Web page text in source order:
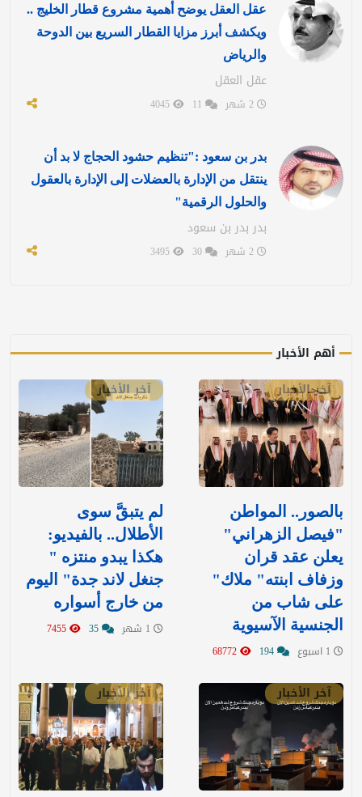
عقل العقل يوضح أهمية مشروع قطار الخليج ..
ويكشف أبرز مزايا القطار السريع بين الدوحة
والرياض
عقل العقل
بدر بن سعود :"تنظيم حشود الحجاج لا بد أن
ينتقل من الإدارة بالعضلات إلى الإدارة بالعقول
والحلول الرقمية"
بدر بدر بن سعود
أهم الأخبار
آخر الأخبار
بالصور.. المواطن
"فيصل الزهراني"
يعلن عقد قران
وزفاف ابنته" ملاك"
على شاب من
الجنسية الآسيوية
آخر الأخبار
لم يتبقَّ سوى
الأطلال.. بالفيديو:
هكذا يبدو منتزه "
جنغل لاند جدة" اليوم
من خارج أسواره
آخر الأخبار آخر الأخبار